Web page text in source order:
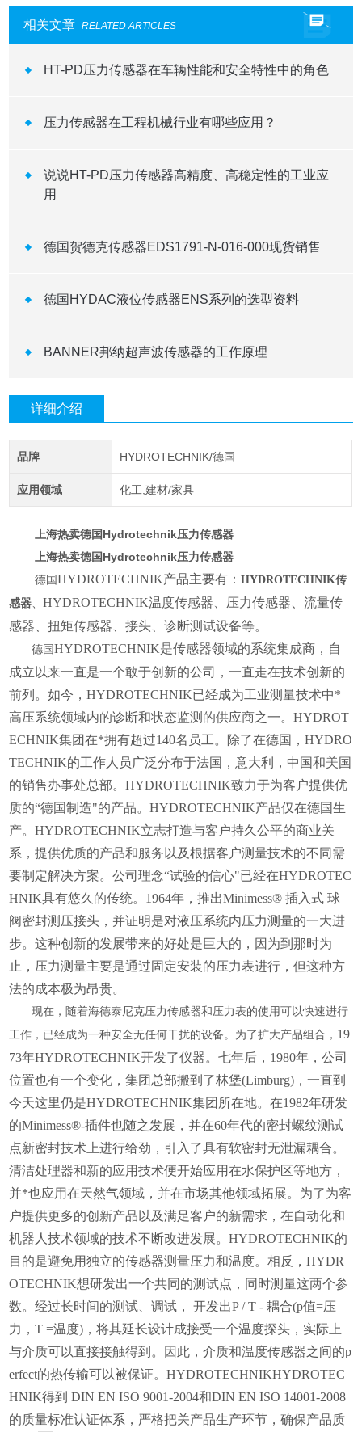
相关文章 RELATED ARTICLES
HT-PD压力传感器在车辆性能和安全特性中的角色
压力传感器在工程机械行业有哪些应用？
说说HT-PD压力传感器高精度、高稳定性的工业应
用
德国贺德克传感器EDS1791-N-016-000现货销售
德国HYDAC液位传感器ENS系列的选型资料
BANNER邦纳超声波传感器的工作原理
详细介绍
品牌 HYDROTECHNIK/德国
应用领域 化工,建材/家具
上海热卖德国Hydrotechnik压力传感器
上海热卖德国Hydrotechnik压力传感器
德国HYDROTECHNIK产品主要有：HYDROTECHNIK传
感器、HYDROTECHNIK温度传感器、压力传感器、流量传
感器、扭矩传感器、接头、诊断测试设备等。
德国HYDROTECHNIK是传感器领域的系统集成商，自
成立以来一直是一个敢于创新的公司，一直走在技术创新的
前列。如今，HYDROTECHNIK已经成为工业测量技术中*
高压系统领域内的诊断和状态监测的供应商之一。HYDROT
ECHNIK集团在*拥有超过140名员工。除了在德国，HYDRO
TECHNIK的工作人员广泛分布于法国，意大利，中国和美国
的销售办事处总部。HYDROTECHNIK致力于为客户提供优
质的“德国制造"的产品。HYDROTECHNIK产品仅在德国生
产。HYDROTECHNIK立志打造与客户持久公平的商业关
系，提供优质的产品和服务以及根据客户测量技术的不同需
要制定解决方案。公司理念“试验的信心"已经在HYDROTEC
HNIK具有悠久的传统。1964年，推出Minimess® 插入式 球
阀密封测压接头，并证明是对液压系统内压力测量的一大进
步。这种创新的发展带来的好处是巨大的，因为到那时为
止，压力测量主要是通过固定安装的压力表进行，但这种方
法的成本极为昂贵。
现在，随着海德泰尼克压力传感器和压力表的使用可以快速进行
工作，已经成为一种安全无任何干扰的设备。为了扩大产品组合， 19
73年HYDROTECHNIK开发了仪器。七年后，1980年，公司
位置也有一个变化，集团总部搬到了林堡(Limburg)，一直到
今天这里仍是HYDROTECHNIK集团所在地。在1982年研发
的Minimess®-插件也随之发展，并在60年代的密封螺纹测试
点新密封技术上进行给劲，引入了具有软密封无泄漏耦合。
清洁处理器和新的应用技术便开始应用在水保护区等地方，
并*也应用在天然气领域，并在市场其他领域拓展。为了为客
户提供更多的创新产品以及满足客户的新需求，在自动化和
机器人技术领域的技术不断改进发展。HYDROTECHNIK的
目的是避免用独立的传感器测量压力和温度。相反，HYDR
OTECHNIK想研发出一个共同的测试点，同时测量这两个参
数。经过长时间的测试、调试， 开发出P / T - 耦合(p值=压
力，T =温度)，将其延长设计成接受一个温度探头，实际上
与介质可以直接接触得到。因此，介质和温度传感器之间的p
erfect的热传输可以被保证。HYDROTECHNIKHYDROTEC
HNIK得到 DIN EN ISO 9001-2004和DIN EN ISO 14001-2008
的质量标准认证体系，严格把关产品生产环节，确保产品质